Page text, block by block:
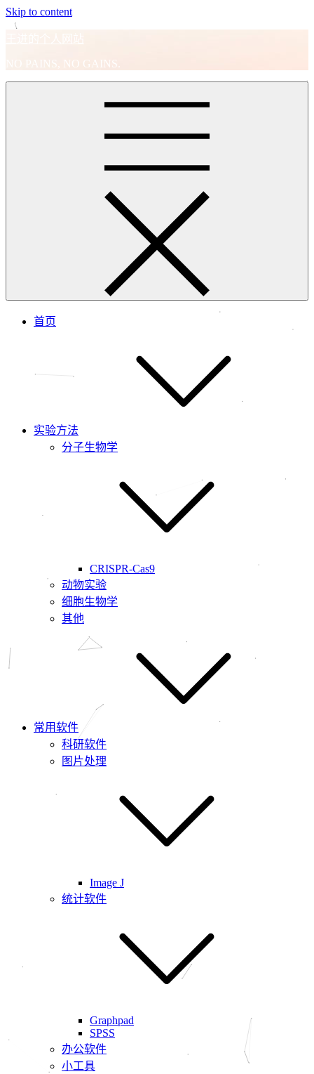
Skip to content
王进的个人网站
NO PAINS, NO GAINS.
首页
实验方法
分子生物学
CRISPR-Cas9
动物实验
细胞生物学
其他
常用软件
科研软件
图片处理
Image J
统计软件
Graphpad
SPSS
办公软件
小工具